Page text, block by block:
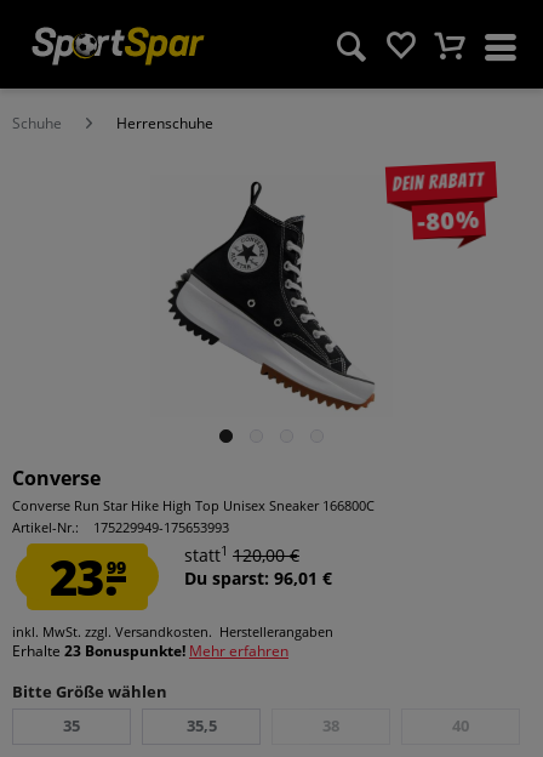
Schuhe Herrenschuhe
Dein Rabatt
-80%
Converse
Converse Run Star Hike High Top Unisex Sneaker 166800C
Artikel-Nr.:
175229949-175653993
23.99
statt1 120,00 €
Du sparst: 96,01 €
inkl. MwSt. zzgl. Versandkosten. Herstellerangaben
Erhalte 23 Bonuspunkte! Mehr erfahren
Bitte Größe wählen
35
35,5 38 40